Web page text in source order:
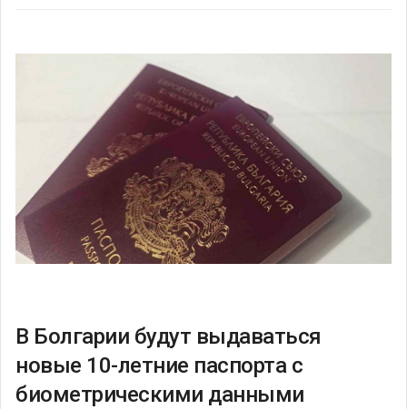
В Болгарии будут выдаваться
новые 10-летние паспорта с
биометрическими данными